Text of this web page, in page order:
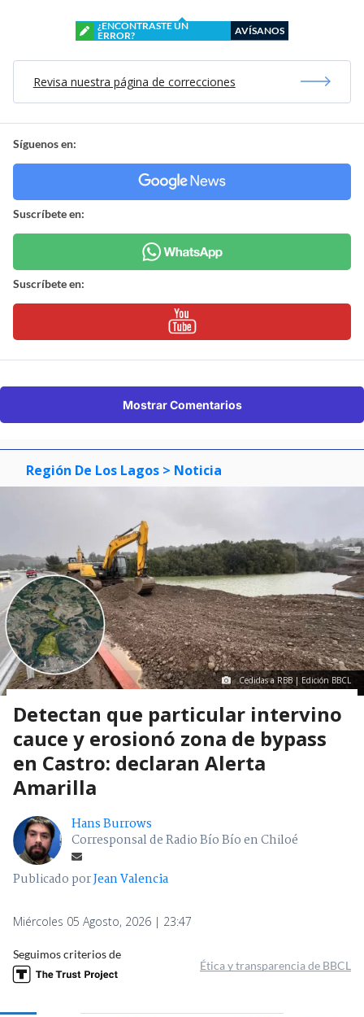
¿ENCONTRASTE UN
ERROR?
AVÍSANOS
Revisa nuestra página de correcciones
Síguenos en:
Suscríbete en:
Suscríbete en:
Mostrar Comentarios
Región De Los Lagos > Noticia
Cedidas a RBB | Edición BBCL
Detectan que particular intervino
cauce y erosionó zona de bypass
en Castro: declaran Alerta
Amarilla
Hans Burrows
Corresponsal de Radio Bío Bío en Chiloé
Publicado porJean Valencia
Miércoles 05 Agosto, 2026 | 23:47
Seguimos criterios de
Ética y transparencia de BBCL